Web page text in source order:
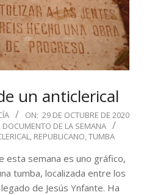
un anticlerical
ON: 29 DE OCTUBRE DE 2020
, DOCUMENTO DE LA SEMANA
, REPUBLICANO,TUMBA
esta semana es uno gráfico,
tumba, localizada entre los
de Jesús Ynfante. Ha